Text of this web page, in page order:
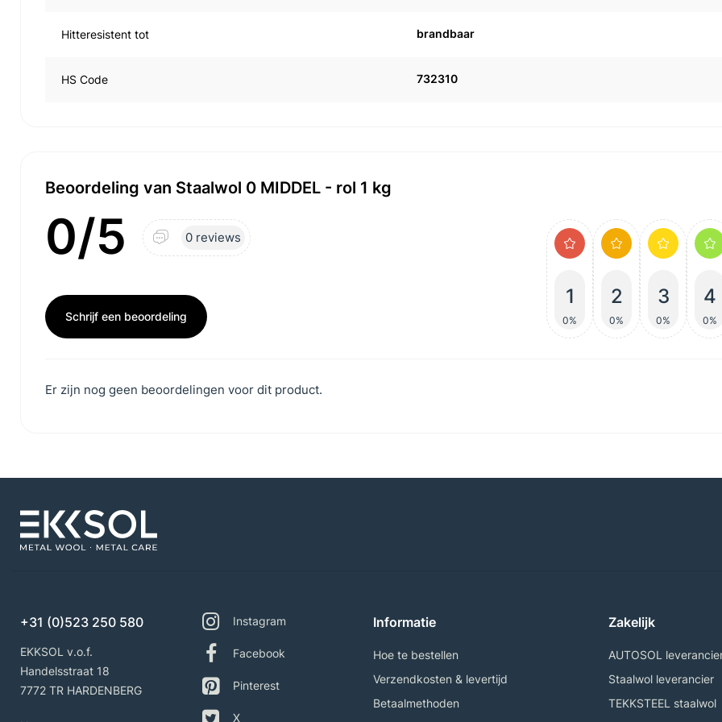
Hitteresistent tot brandbaar
HS Code 732310
Beoordeling van Staalwol 0 MIDDEL - rol 1 kg
0/5 0 reviews
Schrijf een beoordeling
1
0%
2
0%
3
0%
4
0%
Er zijn nog geen beoordelingen voor dit product.
+31 (0)523 250 580
EKKSOL v.o.f.
Handelsstraat 18
7772 TR HARDENBERG
Instagram
Facebook
Pinterest
X
Informatie
Hoe te bestellen
Verzendkosten & levertijd
Betaalmethoden
Zakelijk
AUTOSOL
Staalwol leverancier
TEKKSTEEL staalwol